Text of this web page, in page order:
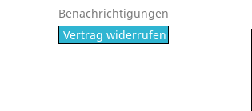
Benachrichtigungen
Vertrag widerrufen